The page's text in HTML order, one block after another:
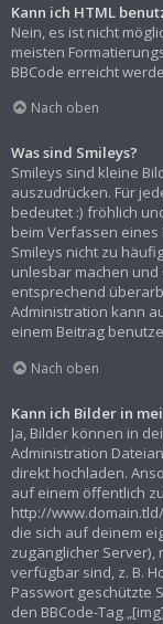
Kann ich HTML
Nein, es ist nicht
meisten
BBCode erreicht
Nach oben
Was sind Smileys?
Smileys sind kleine
auszudrücken. Für
bedeutet :) fröhlich
beim Verfassen
Smileys nicht zu
unlesbar machen
entsprechend
Administration kann
einem Beitrag
Nach oben
Kann ich Bilder in
Ja, Bilder können in
Administration
direkt hochladen.
auf einem öffentlich
http://
die sich auf deinem
zugänglicher Server),
verfügbar sind, z. B.
Passwort geschützte
den BBCode-Tag